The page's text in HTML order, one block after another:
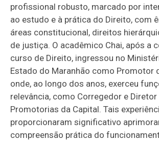
profissional robusto, marcado por
ao estudo e à prática do Direito, com
áreas constitucional, direitos
de justiça. O acadêmico Chai, após a
curso de Direito, ingressou no
Estado do Maranhão como Promotor
onde, ao longo dos anos, exerceu
relevância, como Corregedor e Diretor
Promotorias da Capital. Tais
proporcionaram significativo
compreensão prática do